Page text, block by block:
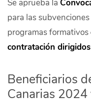
Se aprueba la
para las
programas formativos
contratación
Beneficiarios
Canarias